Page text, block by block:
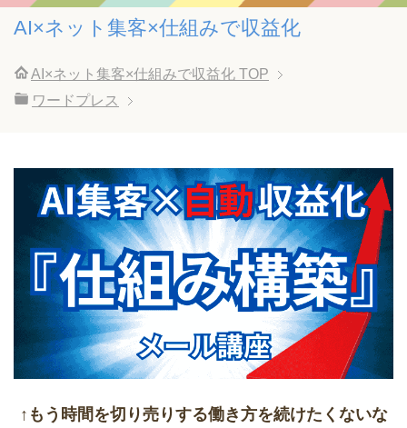
AI×ネット集客×仕組みで収益化
AI×ネット集客×仕組みで収益化 TOP
ワードプレス
↑もう時間を切り売りする働き方を続けたくないな